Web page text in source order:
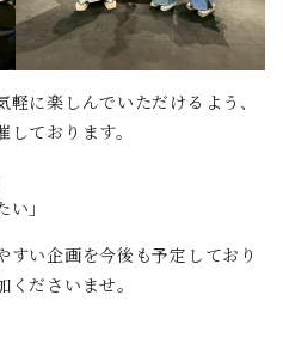
に楽しんでいただけるよう、
ております。
」
すい企画を今後も予定しており
ださいませ。